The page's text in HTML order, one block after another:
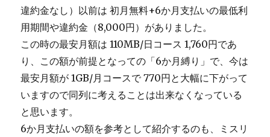
違約金なし）以前は 初月無料+6か月支払いの最低利
用期間や違約金（8,000円）がありました。
この時の最安月額は 110MB/日コース 1,760円であ
り、この額が前提となっての「6か月縛り」で、今は
最安月額が 1GB/月コースで 770円と大幅に下がって
いますので同列に考えることは出来なくなっている
と思います。
6か月支払いの額を参考として紹介するのも、ミスリ